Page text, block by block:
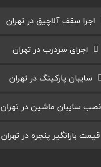
اجرا سقف آلاچیق در تهران
اجرای سردرب در تهران
سایبان پارکینگ در تهران
نصب سایبان ماشین در تهران
قیمت بارانگیر پنجره در تهران